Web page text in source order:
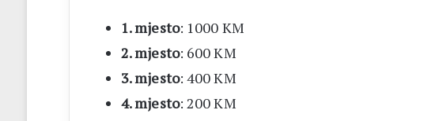
1. mjesto: 1000 KM
2. mjesto: 600 KM
3. mjesto: 400 KM
4. mjesto: 200 KM